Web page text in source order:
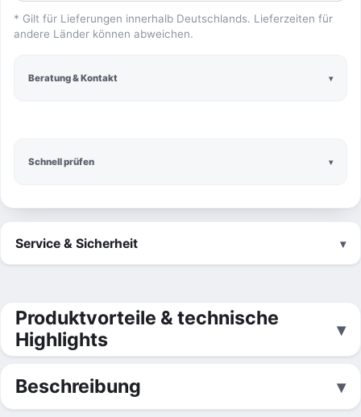
Schnell prüfen
* Gilt für Lieferungen innerhalb Deutschlands. Lieferzeiten für
andere Länder können abweichen.
Beratung & Kontakt
Service & Sicherheit
Produktvorteile & technische
Highlights
Beschreibung